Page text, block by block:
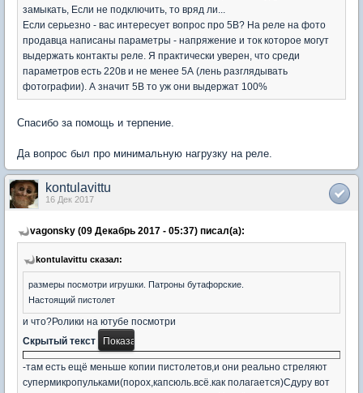
замыкать, Если не подключить, то вряд ли...
Если серьезно - вас интересует вопрос про 5В? На реле на фото
продавца написаны параметры - напряжение и ток которое могут
выдержать контакты реле. Я практически уверен, что среди
параметров есть 220в и не менее 5А (лень разглядывать
фотографии). А значит 5В то уж они выдержат 100%
Спасибо за помощь и терпение.
Да вопрос был про минимальную нагрузку на реле.
kontulavittu
16 Дек 2017
vagonsky (09 Декабрь 2017 - 05:37) писал(а):
kontulavittu сказал:
размеры посмотри игрушки. Патроны бутафорские.
Настоящий пистолет
и что?Ролики на ютубе посмотри
Скрытый текст
-там есть ещё меньше копии пистолетов,и они реально стреляют
супермикропульками(порох,капсюль.всё.как полагается)Сдуру вот